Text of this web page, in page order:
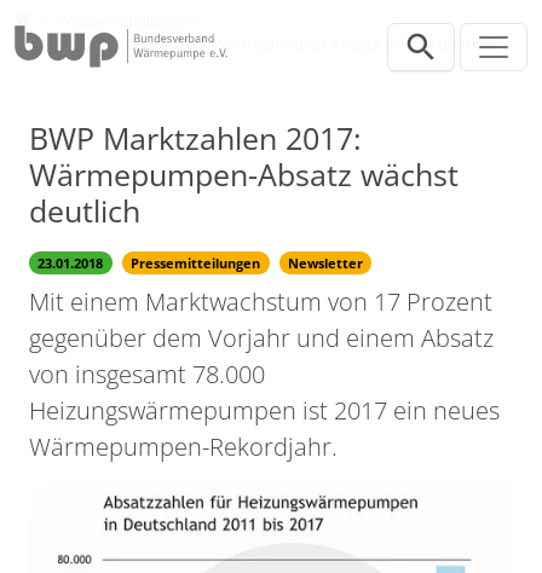
BWP Marktzahlen 2017: Wärmepumpen-Absatz wächst deutlich
BWP Marktzahlen 2017:
Wärmepumpen-Absatz wächst
deutlich
23.01.2018 Pressemitteilungen Newsletter
Mit einem Marktwachstum von 17 Prozent
gegenüber dem Vorjahr und einem Absatz
von insgesamt 78.000
Heizungswärmepumpen ist 2017 ein neues
Wärmepumpen-Rekordjahr.